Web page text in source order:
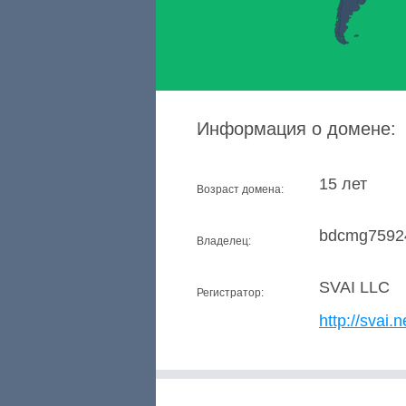
Информация о домене:
Возраст домена: 15 лет
Владелец:
Регистратор:
SVAI LLC
http://